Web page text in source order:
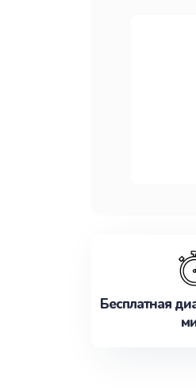
Бесплатная